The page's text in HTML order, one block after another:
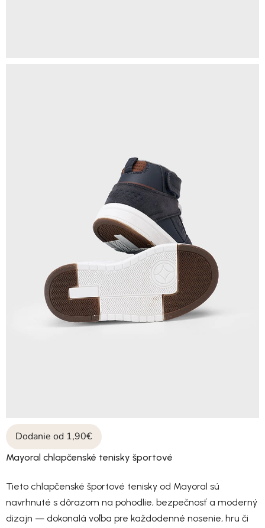
Dodanie od 1,90€
Mayoral chlapčenské tenisky športové
Tieto chlapčenské športové tenisky od Mayoral sú
navrhnuté s dôrazom na pohodlie, bezpečnosť a moderný
dizajn — dokonalá voľba pre každodenné nosenie, hru či